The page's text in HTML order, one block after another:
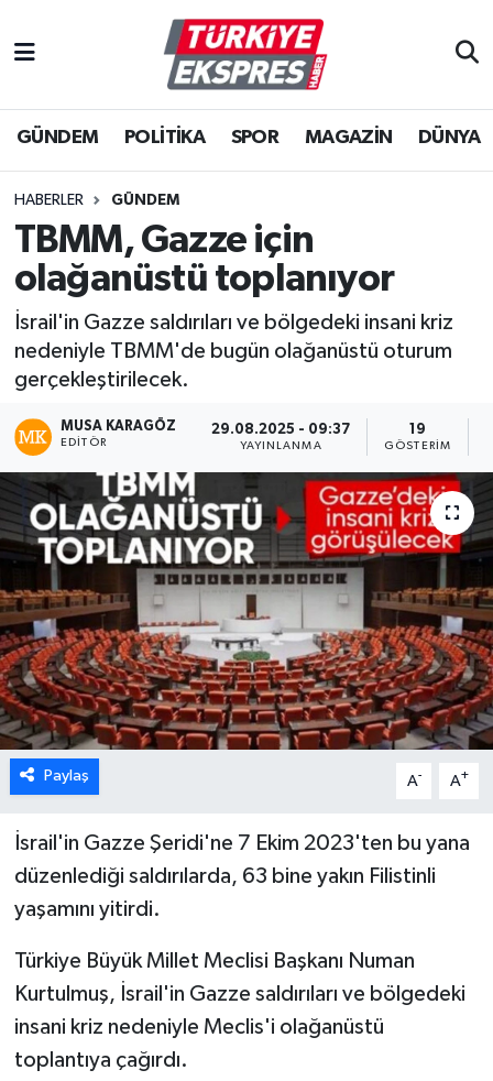
GÜNDEM POLİTİKA SPOR MAGAZİN DÜNYA
HABERLER GÜNDEM
TBMM, Gazze için
olağanüstü toplanıyor
İsrail'in Gazze saldırıları ve bölgedeki insani kriz
nedeniyle TBMM'de bugün olağanüstü oturum
gerçekleştirilecek.
MUSA KARAGÖZ
EDITÖR
29.08.2025 - 09:37
YAYINLANMA
19
GÖSTERIM
Paylaş A- A+
İsrail'in Gazze Şeridi'ne 7 Ekim 2023'ten bu yana
düzenlediği saldırılarda, 63 bine yakın Filistinli
yaşamını yitirdi.
Türkiye Büyük Millet Meclisi Başkanı Numan
Kurtulmuş, İsrail'in Gazze saldırıları ve bölgedeki
insani kriz nedeniyle Meclis'i olağanüstü
toplantıya çağırdı.
İstanbul Nöbetçi Eczaneler
İstanbul Hava Durumu
İstanbul Namaz Vakitleri
İstanbul Trafik Yoğunluk Haritası
Tüm Manşetler
Son Dakika Haberleri
Haber Arşivi